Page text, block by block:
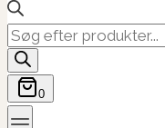
Products
search
0